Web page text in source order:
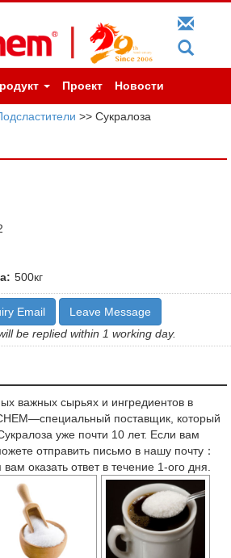
Проект Новости
>> Сукралоза
500кг
Email
Leave Message
be replied within 1 working day.
важных сырьях и ингредиентов в
поставщик, который
уже почти 10 лет. Если вам
отправить письмо в нашу почту：
вам оказать ответ в течение 1-ого дня.